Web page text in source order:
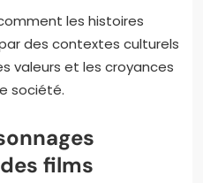
les histoires
des contextes culturels
valeurs et les croyances
société.
films